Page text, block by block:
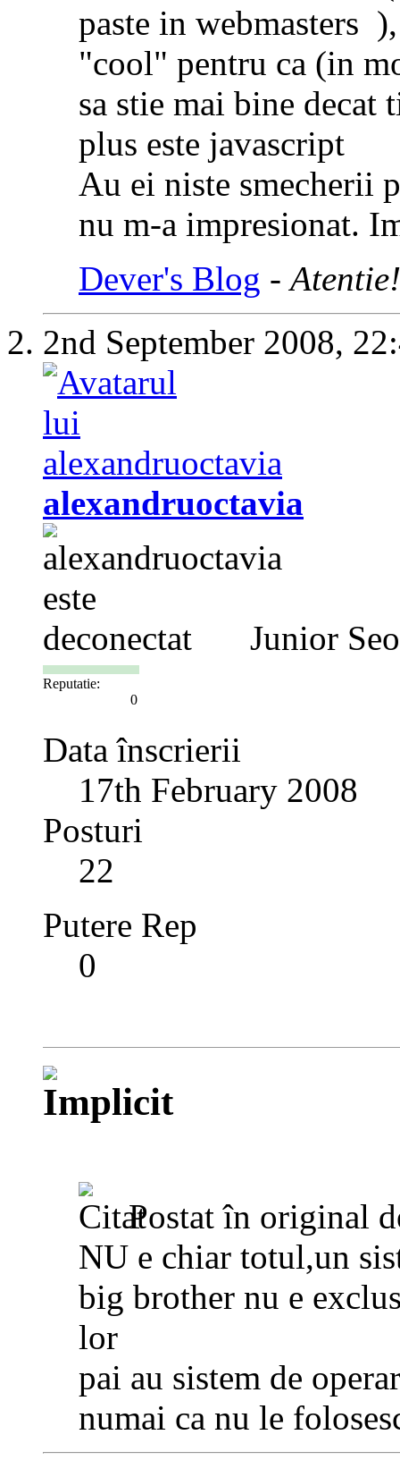
paste in webmasters
"cool" pentru ca (in
sa stie mai bine decat
plus este javascript
Au ei niste smecherii
nu m-a impresionat.
Dever's Blog -
2nd September 2008,
alexandruoctavia
Junior
Reputatie:
0
Data înscrierii
17th February 2008
Posturi
22
Putere Rep
0
Postat în original
NU e chiar totul,un
big brother nu e
lor
pai au sistem de
numai ca nu le